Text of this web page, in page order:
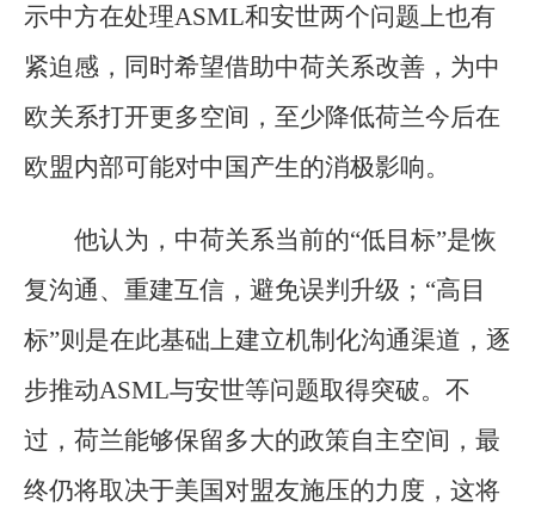
示中方在处理ASML和安世两个问题上也有
紧迫感，同时希望借助中荷关系改善，为中
欧关系打开更多空间，至少降低荷兰今后在
欧盟内部可能对中国产生的消极影响。
他认为，中荷关系当前的“低目标”是恢
复沟通、重建互信，避免误判升级；“高目
标”则是在此基础上建立机制化沟通渠道，逐
步推动ASML与安世等问题取得突破。不
过，荷兰能够保留多大的政策自主空间，最
终仍将取决于美国对盟友施压的力度，这将